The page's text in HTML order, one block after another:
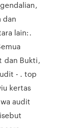
dan
lain:.
dan Bukti,
- . top
kertas
audit